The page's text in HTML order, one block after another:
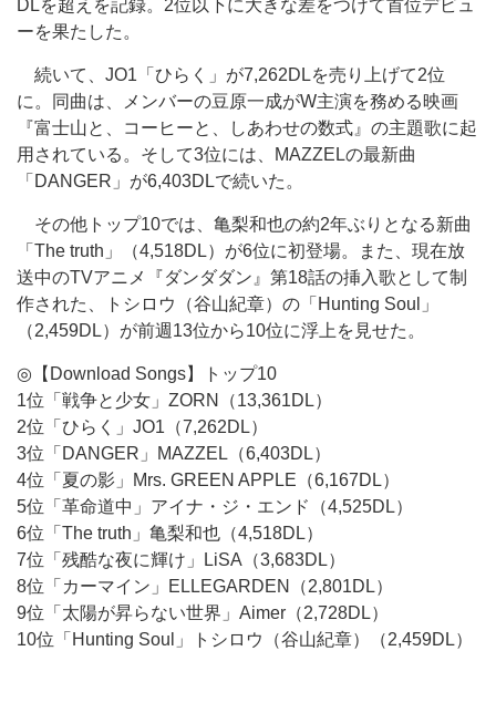
DLを超えを記録。2位以下に大きな差をつけて首位デビュ
ーを果たした。
続いて、JO1「ひらく」が7,262DLを売り上げて2位
に。同曲は、メンバーの豆原一成がW主演を務める映画
『富士山と、コーヒーと、しあわせの数式』の主題歌に起
用されている。そして3位には、MAZZELの最新曲
「DANGER」が6,403DLで続いた。
その他トップ10では、亀梨和也の約2年ぶりとなる新曲
「The truth」（4,518DL）が6位に初登場。また、現在放
送中のTVアニメ『ダンダダン』第18話の挿入歌として制
作された、トシロウ（谷山紀章）の「Hunting Soul」
（2,459DL）が前週13位から10位に浮上を見せた。
◎【Download Songs】トップ10
1位「戦争と少女」ZORN（13,361DL）
2位「ひらく」JO1（7,262DL）
3位「DANGER」MAZZEL（6,403DL）
4位「夏の影」Mrs. GREEN APPLE（6,167DL）
5位「革命道中」アイナ・ジ・エンド（4,525DL）
6位「The truth」亀梨和也（4,518DL）
7位「残酷な夜に輝け」LiSA（3,683DL）
8位「カーマイン」ELLEGARDEN（2,801DL）
9位「太陽が昇らない世界」Aimer（2,728DL）
10位「Hunting Soul」トシロウ（谷山紀章）（2,459DL）